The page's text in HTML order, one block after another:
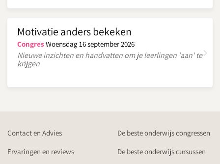
Motivatie anders bekeken
Congres Woensdag 16 september 2026
Nieuwe inzichten en handvatten om je leerlingen 'aan' te
krijgen
Contact en Advies
De beste onderwijs congressen
Ervaringen en reviews
De beste onderwijs cursussen